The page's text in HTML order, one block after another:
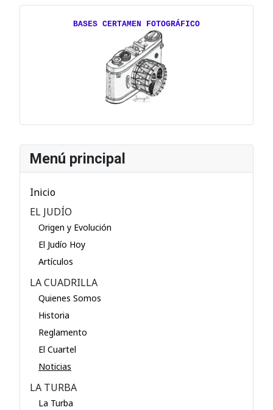
Menú principal
Inicio
EL JUDÍO
Origen y Evolución
El Judío Hoy
Artículos
LA CUADRILLA
Quienes Somos
Historia
Reglamento
El Cuartel
Noticias
LA TURBA
La Turba
BASES CERTAMEN FOTOGRÁFICO